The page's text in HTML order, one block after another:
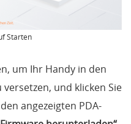
Starten
um Ihr Handy in den
und klicken Sie
angezeigten PDA-